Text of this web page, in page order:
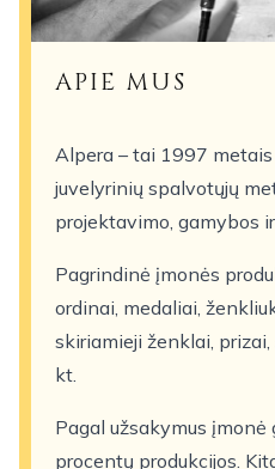
APIE MUS
Alpera – tai 1997
juvelyrinių spalvotųjų
projektavimo, gamybos
Pagrindinė įmonės
ordinai, medaliai,
skiriamieji ženklai,
kt.
Pagal užsakymus
procentų produkcijos.